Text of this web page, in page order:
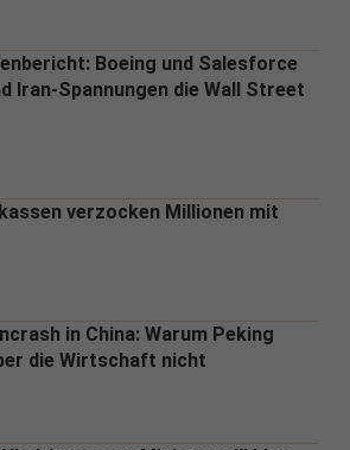
Boeing und Salesforce
Iran-Spannungen die Wall Street
verzocken Millionen mit
in China: Warum Peking
die Wirtschaft nicht